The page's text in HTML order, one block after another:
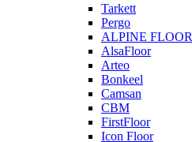
Tarkett
Pergo
ALPINE FLOOR
AlsaFloor
Arteo
Bonkeel
Camsan
CBM
FirstFloor
Icon Floor